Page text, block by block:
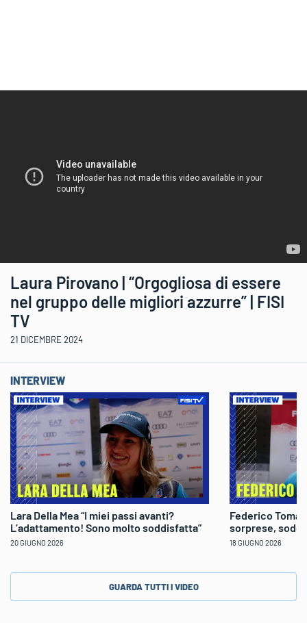
Laura Pirovano | “Orgogliosa di essere
nel gruppo delle migliori azzurre” | FISI
TV
21 DICEMBRE 2024
INTERVIEW
Lara Della Mea “I miei passi avanti?
L’adattamento! Sono molto soddisfatta”
20 GIUGNO 2026
Federico
sorprese,
18 GIUGNO 2026
GUARDA TUTTI I VIDEO